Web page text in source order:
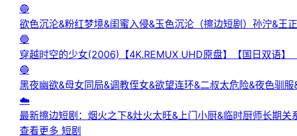
🔵
欲色沉沦&粉红梦境&闺蜜入侵&玉色沉沦（擦边短剧）孙泞&王
🔵
穿越时空的少女(2006)【4K.REMUX UHD原盘】【国日双语】
🔵
黑夜幽欲&母女同局&调教侄女&欲望连环&二叔太危险&夜色驯
☁️
最新擦边短剧：烟火之下&灶火太旺&上门小厨&临时厨师长期关
查看更多 短剧